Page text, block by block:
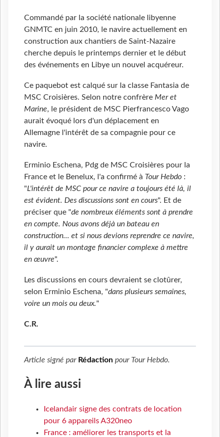
Commandé par la société nationale libyenne
GNMTC en juin 2010, le navire actuellement en
construction aux chantiers de Saint-Nazaire
cherche depuis le printemps dernier et le début
des événements en Libye un nouvel acquéreur.
Ce paquebot est calqué sur la classe Fantasia de
MSC Croisières. Selon notre confrère Mer et
Marine, le président de MSC Pierfrancesco Vago
aurait évoqué lors d'un déplacement en
Allemagne l'intérêt de sa compagnie pour ce
navire.
Erminio Eschena, Pdg de MSC Croisières pour la
France et le Benelux, l'a confirmé à Tour Hebdo :
"L'intérêt de MSC pour ce navire a toujours été là, il
est évident. Des discussions sont en cours". Et de
préciser que "de nombreux éléments sont à prendre
en compte. Nous avons déjà un bateau en
construction… et si nous devions reprendre ce navire,
il y aurait un montage financier complexe à mettre
en œuvre".
Les discussions en cours devraient se clotûrer,
selon Erminio Eschena, "dans plusieurs semaines,
voire un mois ou deux."
C.R.
Article signé par Rédaction pour Tour Hebdo.
À lire aussi
Icelandair signe des contrats de location
pour 6 appareils A320neo
France : améliorer les transports et la